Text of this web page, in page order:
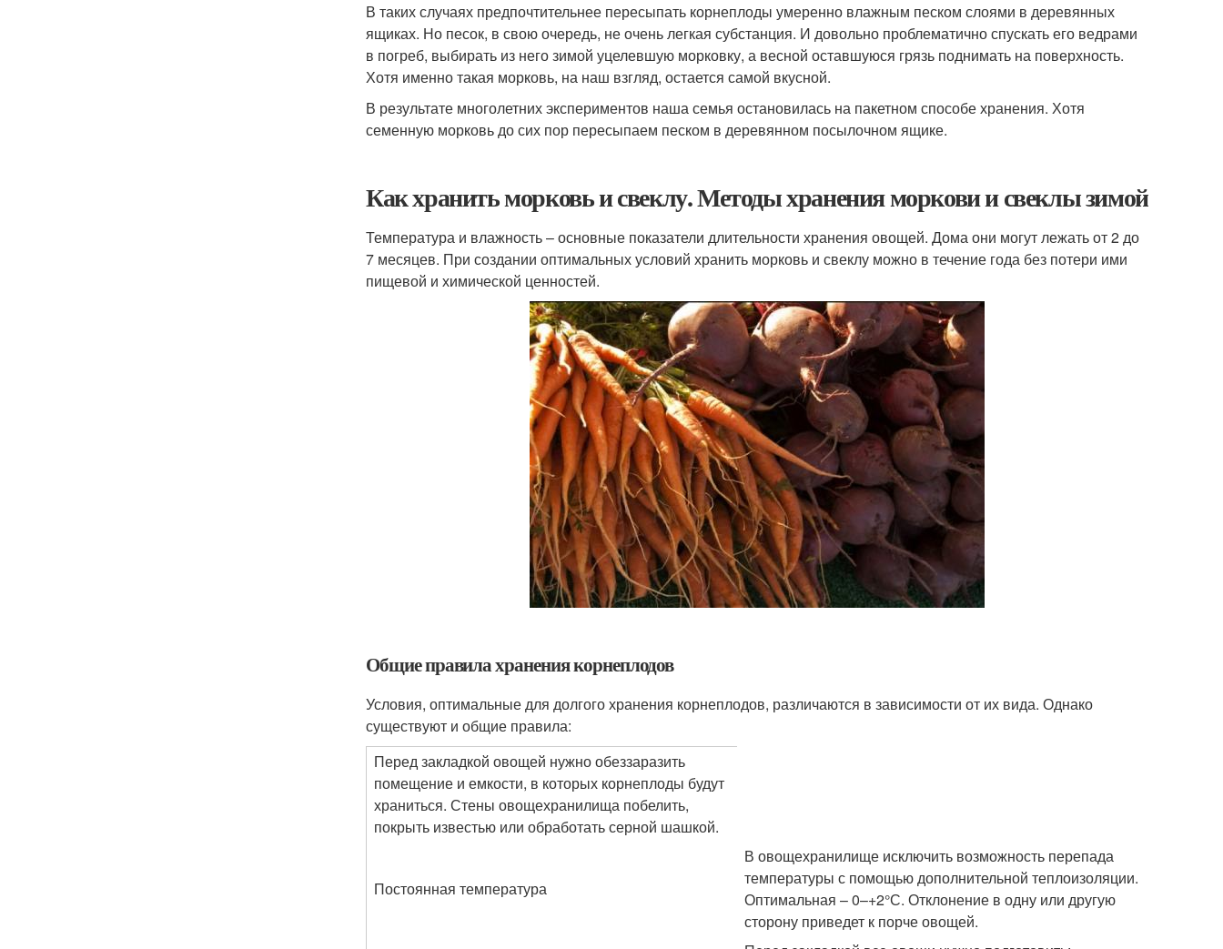
В таких случаях предпочтительнее пересыпать корнеплоды умеренно влажным песком слоями в деревянных
ящиках. Но песок, в свою очередь, не очень легкая субстанция. И довольно проблематично спускать его ведрами
в погреб, выбирать из него зимой уцелевшую морковку, а весной оставшуюся грязь поднимать на поверхность.
Хотя именно такая морковь, на наш взгляд, остается самой вкусной.
В результате многолетних экспериментов наша семья остановилась на пакетном способе хранения. Хотя
семенную морковь до сих пор пересыпаем песком в деревянном посылочном ящике.
Как хранить морковь и свеклу. Методы хранения моркови и свеклы зимой
Температура и влажность – основные показатели длительности хранения овощей. Дома они могут лежать от 2 до
7 месяцев. При создании оптимальных условий хранить морковь и свеклу можно в течение года без потери ими
пищевой и химической ценностей.
Общие правила хранения корнеплодов
Условия, оптимальные для долгого хранения корнеплодов, различаются в зависимости от их вида. Однако
существуют и общие правила:
Перед закладкой овощей нужно обеззаразить
помещение и емкости, в которых корнеплоды будут
храниться. Стены овощехранилища побелить,
покрыть известью или обработать серной шашкой.
Постоянная температура
В овощехранилище исключить возможность перепада
температуры с помощью дополнительной теплоизоляции.
Оптимальная – 0–+2°С. Отклонение в одну или другую
сторону приведет к порче овощей.